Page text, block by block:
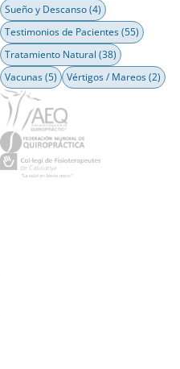
Sueño y Descanso(4)
Testimonios de Pacientes(55)
Tratamiento Natural (38)
Vacunas(5) Vértigos / Mareos(2)